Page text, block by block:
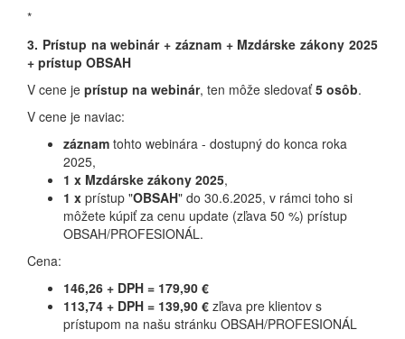
*
3. Prístup na webinár + záznam + Mzdárske zákony 2025
+ prístup OBSAH
V cene je prístup na webinár, ten môže sledovať5 osôb.
V cene je naviac:
záznam tohto webinára - dostupný do konca roka
2025,
1 x Mzdárske zákony 2025,
1 x prístup "OBSAH" do 30.6.2025, v rámci toho si
môžete kúpiť za cenu update (zľava 50 %) prístup
OBSAH/PROFESIONÁL.
Cena:
146,26 + DPH = 179,90 €
113,74 + DPH = 139,90 € zľava pre klientov s
prístupom na našu stránku OBSAH/PROFESIONÁL